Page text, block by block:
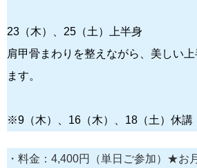
23（木）、25（土）上半身
肩甲骨まわりを整えながら、美しい
ます。
※9（木）、16（木）、18（土）休講
・料金：4,400円（単日ご参加）★